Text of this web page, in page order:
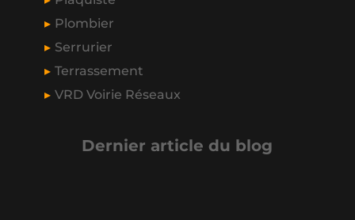
Plombier
Serrurier
Terrassement
VRD Voirie Réseaux
Dernier article du blog